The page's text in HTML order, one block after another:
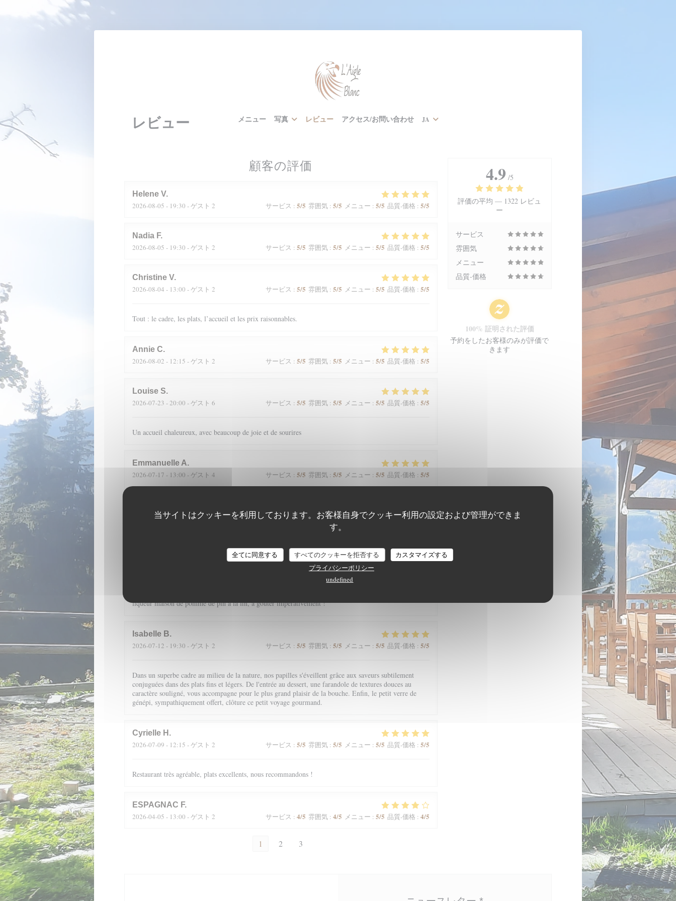
クッキー利用の管理について
当サイトはクッキーを利用しております。お客様自身でクッキー利用の設定および管理ができま
す。
全てに同意する すべてのクッキーを拒否する
カスタマイズする
プライバシーポリシー
undefined
メニュー 写真 レビュー アクセス/お問い合わせ JA
レビュー
顧客の評価
Helene V
2026-08-05 - 19:30 - ゲスト 2 サービス : 5/5 雰囲気: 5/5 メニュー : 5/5 品質-価格 : 5/5
Nadia F
2026-08-05 - 19:30 - ゲスト 2 サービス : 5/5 雰囲気: 5/5 メニュー : 5/5 品質-価格 : 5/5
Christine V
2026-08-04 - 13:00 - ゲスト 2 サービス : 5/5 雰囲気: 5/5 メニュー : 5/5 品質-価格 : 5/5
Tout : le cadre, les plats, l’accueil et les prix raisonnables.
Annie C
2026-08-02 - 12:15 - ゲスト 2 サービス : 5/5 雰囲気: 5/5 メニュー : 5/5 品質-価格 : 5/5
Louise S
2026-07-23 - 20:00 - ゲスト 6 サービス : 5/5 雰囲気: 5/5 メニュー : 5/5 品質-価格 : 5/5
Un accueil chaleureux, avec beaucoup de joie et de sourires
Emmanuelle A
2026-07-17 - 13:00 - ゲスト 4 サービス : 5/5 雰囲気: 5/5 メニュー : 5/5 品質-価格 : 5/5
sont merveilleuses à voir et à manger.
サービス :5/5 雰囲気 : 5/5 メニュー:5 品質-価格:4/5
Dans un cadre merveilleux, en pleine nature avec une magnifique vue, l’Aigle Blanche vous offre une
liqueur maison de pomme de pin à la fin, à goûter impérativement !
Isabelle B
2026-07-12 - 19:30 - ゲスト 2 サービス : 5/5 雰囲気 : 5/5 メニュー : 5/5 品質-価格 : 5/5
Dans un superbe cadre au milieu de la nature, nos papilles s'éveillent grâce aux saveurs subtilement
conjuguées dans des plats fins et légers. De l'entrée au dessert, une farandole de textures douces au
caractère souligné, vous accompagne pour le plus grand plaisir de la bouche. Enfin, le petit verre de
génépi, sympathiquement offert, clôture ce petit voyage gourmand.
Cyrielle H
2026-07-09 - 12:15 - ゲスト 2 サービス : 5/5 雰囲気: 5/5 メニュー : 5/5 品質-価格 : 5/5
Restaurant très agréable, plats excellents, nous recommandons !
ESPAGNAC F
2026-04-05 - 13:00 - ゲスト 2 サービス : 4/5 雰囲気: 4/5 メニュー : 5/5 品質-価格 : 4/5
1 2 3
4.9 /5
評価の平均 — 1322 レビュ
ー
サービス
雰囲気
メニュー
品質-価格
100% 証明された評価
予約をしたお客様のみが評価で
きます